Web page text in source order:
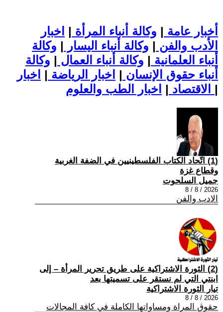
أخبار عامة | وكالة أنباء المرأة | اخبار
الأدب والفن | وكالة أنباء اليسار | وكالة
أنباء العلمانية | وكالة أنباء العمال | وكالة
أنباء حقوق الإنسان | اخبار الرياضة | اخبار
الاقتصاد | |
(1) اتّحاد الكتاب الفلسطينيين في الضفة الغربية
وقطاع غزة
جميل السلحوت
2026 / 8 / 8
الادب والفن
(2) الثورة الاشتراكية على طريق تحرير المرأة – إلى
ابنتي التي لم نستقر على تسميتها بعد
تيار الثورة الاشتراكية
2026 / 8 / 8
حقوق المراة ومساواتها الكاملة في كافة المجالات